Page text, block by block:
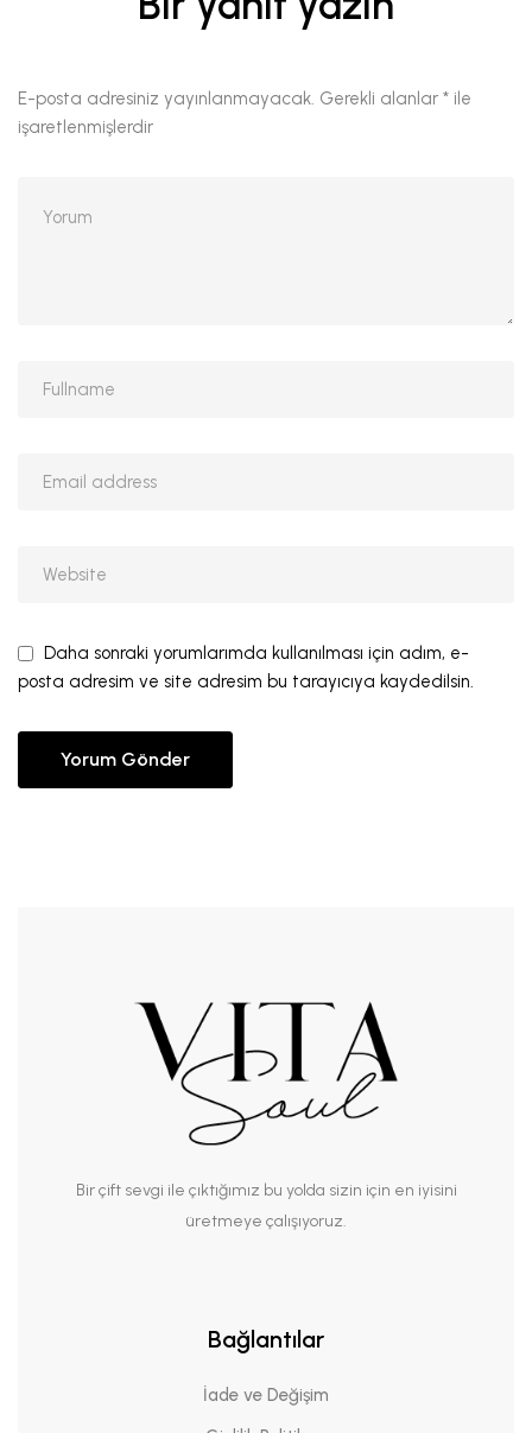
E-posta adresiniz yayınlanmayacak. Gerekli alanlar * ile
işaretlenmişlerdir
Daha sonraki yorumlarımda kullanılması için adım, e-
posta adresim ve site adresim bu tarayıcıya kaydedilsin.
Bir çift sevgi ile çıktığımız bu yolda sizin için en iyisini
üretmeye çalışıyoruz.
Bağlantılar
İade ve Değişim